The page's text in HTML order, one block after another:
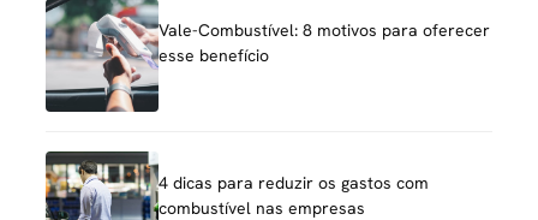
Vale-Combustível: 8 motivos para oferecer
esse benefício
4 dicas para reduzir os gastos com
combustível nas empresas